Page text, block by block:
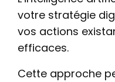
votre stratégie
vos actions
efficaces.
Cette approche